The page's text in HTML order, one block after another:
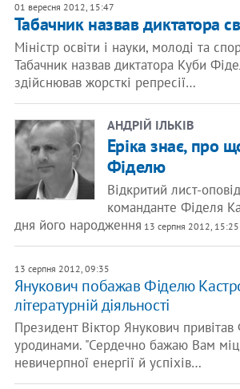
01 вересня 2012, 15:47
Табачник назвав диктатора
Міністр освіти і науки, молоді та
Табачник назвав диктатора Куби
здійснював жорсткі репресії…
АНДРІЙ ІЛЬКІВ
Еріка знає, про
Фіделю
Відкритий лист-
команданте Фіделя
дня його народження 13 серпня 2012, 15:25
13 серпня 2012, 09:35
Янукович побажав Фіделю Кастро
літературній діяльності
Президент Віктор Янукович
уродинами. "Сердечно бажаю Вам
невичерпної енергії й успіхів…